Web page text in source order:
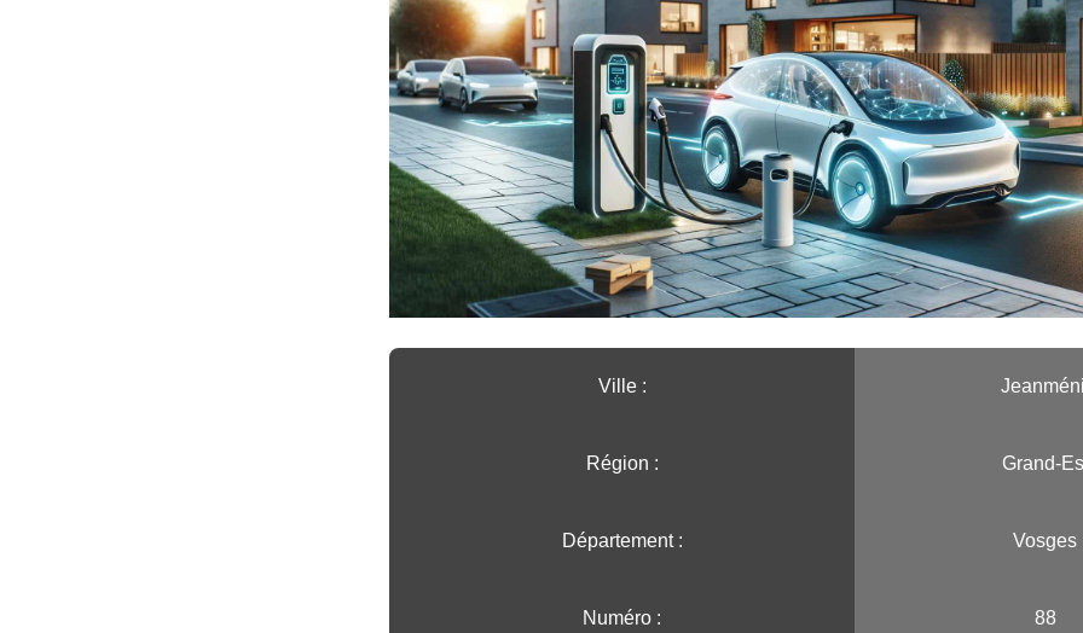
Ville :️
Région :️ Grand-
Département : Vosges
Numéro : 88